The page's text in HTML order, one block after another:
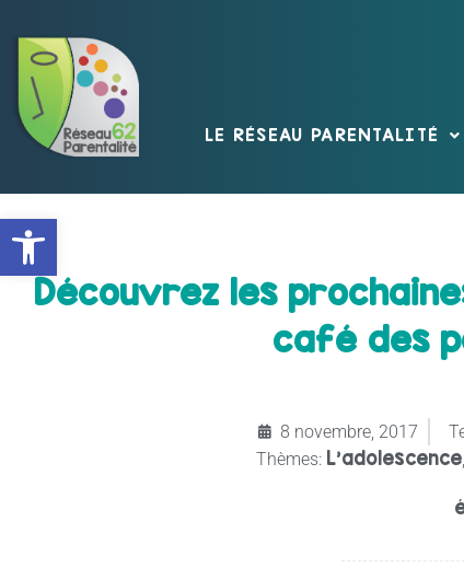
Ouvrir la barre d’outils
LE RÉSEAU PARENTALITÉ
Découvrez les
café des
8 novembre, 2017
Thèmes: L’adolescence,